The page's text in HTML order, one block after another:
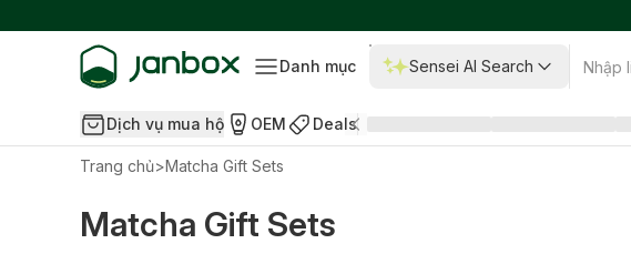
Danh mục Sensei AI Search
Dịch vụ mua hộ OEM Deals
Trang chủ>Matcha Gift Sets
Matcha Gift Sets